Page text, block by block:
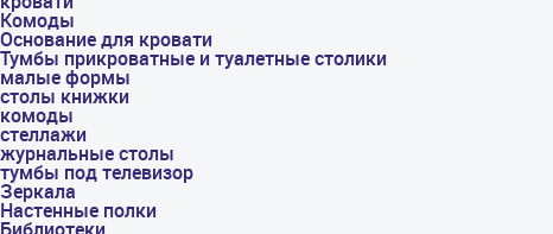
Комоды
Основание для кровати
Тумбы прикроватные и туалетные столики
малые формы
столы книжки
комоды
стеллажи
журнальные столы
тумбы под телевизор
Зеркала
Настенные полки